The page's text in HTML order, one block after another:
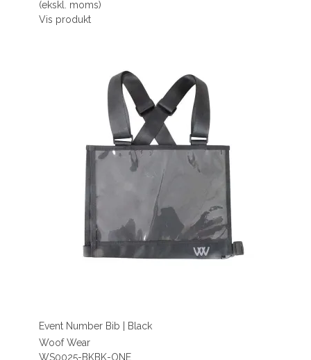
(ekskl. moms)
Vis produkt
Event Number Bib | Black
Woof Wear
WS0025-BKBK-ONE